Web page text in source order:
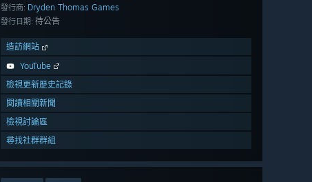
發行商: Dryden Thomas Games
發行日期: 待公告
造訪網站
YouTube
檢視更新歷史記錄
閱讀相關新聞
檢視討論區
尋找社群群組